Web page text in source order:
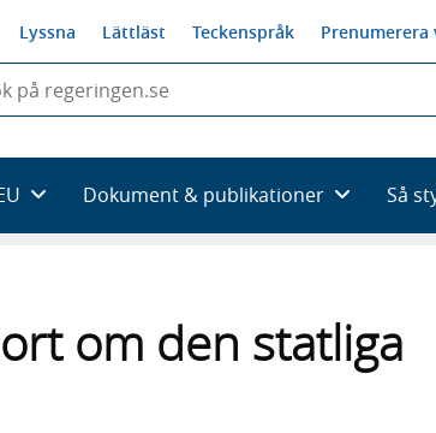
Lyssna Lättläst Teckenspråk Prenumerera
Dokument & publikationer Så
om den statliga